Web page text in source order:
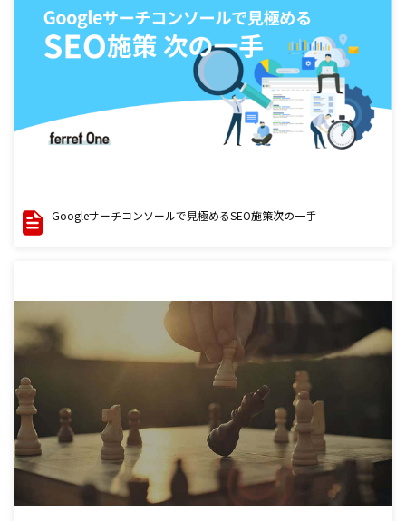
Googleサーチコンソールで見極めるSEO施策次の一手